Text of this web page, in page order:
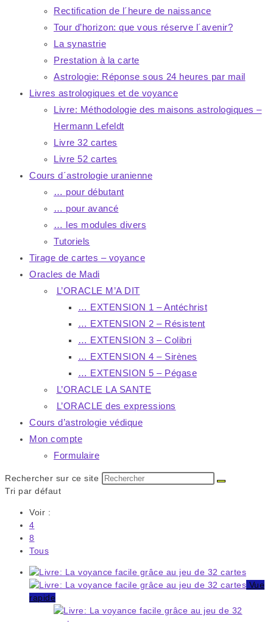
Rectification de l´heure de naissance
Tour d’horizon: que vous réserve l´avenir?
La synastrie
Prestation à la carte
Astrologie: Réponse sous 24 heures par mail
Livres astrologiques et de voyance
Livre: Méthodologie des maisons astrologiques –
Hermann Lefeldt
Livre 32 cartes
Livre 52 cartes
Cours d´astrologie uranienne
… pour débutant
… pour avancé
… les modules divers
Tutoriels
Tirage de cartes – voyance
Oracles de Madi
L’ORACLE M’A DIT
… EXTENSION 1 – Antéchrist
… EXTENSION 2 – Résistent
… EXTENSION 3 – Colibri
… EXTENSION 4 – Sirènes
… EXTENSION 5 – Pégase
L’ORACLE LA SANTE
L’ORACLE des expressions
Cours d’astrologie védique
Mon compte
Formulaire
Rechercher sur ce site
Tri par défaut
Voir :
4
8
Tous
Vue
rapide